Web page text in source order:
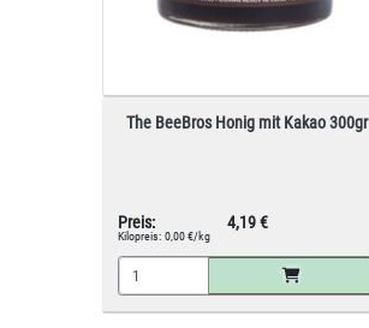
The BeeBros Honig mit Kakao 300gr
Preis: 4,19 €
Kilopreis: 0,00 €/kg